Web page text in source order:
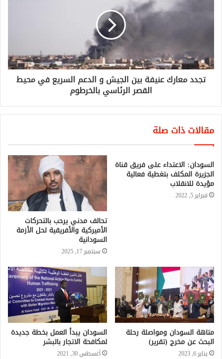
تجدد معارك عنيفة بين الجيش و الدعم السريع في محيط
القصر الرئاسي بالخرطوم
مقالات ذات صلة
السودان: الاعتداء على فريق قناة
الجزيرة المكلف بتغطية فعالية
مؤيدة للانقلاب
فبراير 5, 2022
تحالف مدني يرحب بالتحركات
الأميركية والأفريقية لحل الأزمة
السودانية
سبتمبر 17, 2025
متاهة السودان ومواصلة رحلة
البحث عن مخرج (تقرير)
يناير 6, 2023
السودان يبدأ العمل بخطة جديدة
لمكافحة الاتجار بالبشر
أغسطس 30, 2021